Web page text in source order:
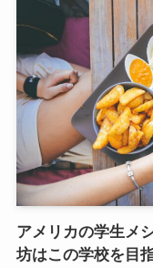
アメリカの学生メ
坊はこの学校を目